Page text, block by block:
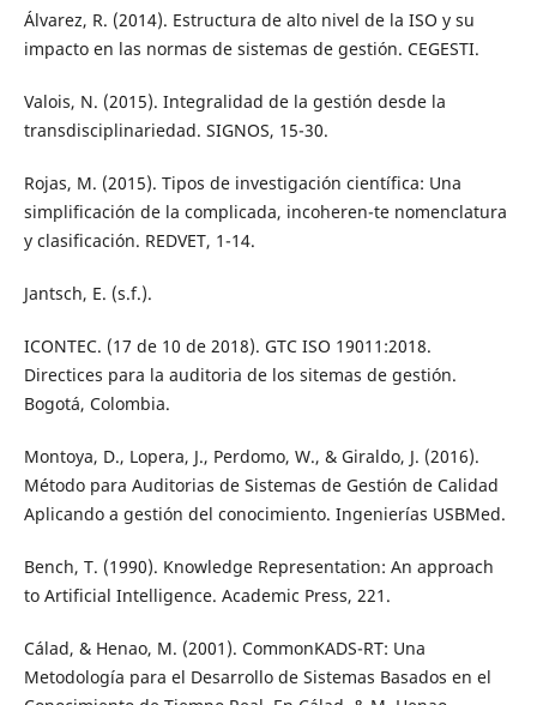
Álvarez, R. (2014). Estructura de alto nivel de la ISO y su
impacto en las normas de sistemas de gestión. CEGESTI.
Valois, N. (2015). Integralidad de la gestión desde la
transdisciplinariedad. SIGNOS, 15-30.
Rojas, M. (2015). Tipos de investigación científica: Una
simplificación de la complicada, incoheren-te nomenclatura
y clasificación. REDVET, 1-14.
Jantsch, E. (s.f.).
ICONTEC. (17 de 10 de 2018). GTC ISO 19011:2018.
Directices para la auditoria de los sitemas de gestión.
Bogotá, Colombia.
Montoya, D., Lopera, J., Perdomo, W., & Giraldo, J. (2016).
Método para Auditorias de Sistemas de Gestión de Calidad
Aplicando a gestión del conocimiento. Ingenierías USBMed.
Bench, T. (1990). Knowledge Representation: An approach
to Artificial Intelligence. Academic Press, 221.
Cálad, & Henao, M. (2001). CommonKADS-RT: Una
Metodología para el Desarrollo de Sistemas Basados en el